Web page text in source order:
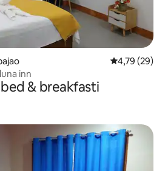
Prosječna
4,79 (29)
inn
& breakfasti